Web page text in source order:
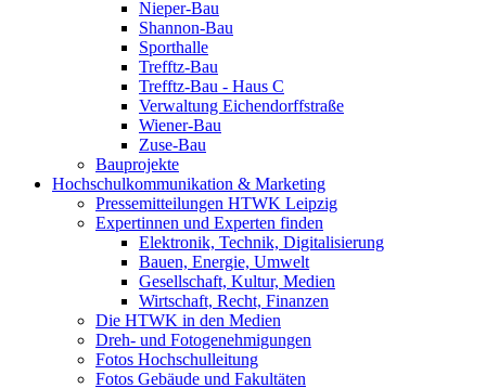
Nieper-Bau
Shannon-Bau
Sporthalle
Trefftz-Bau
Trefftz-Bau - Haus C
Verwaltung Eichendorffstraße
Wiener-Bau
Zuse-Bau
Bauprojekte
Hochschulkommunikation & Marketing
Pressemitteilungen HTWK Leipzig
Expertinnen und Experten finden
Elektronik, Technik, Digitalisierung
Bauen, Energie, Umwelt
Gesellschaft, Kultur, Medien
Wirtschaft, Recht, Finanzen
Die HTWK in den Medien
Dreh- und Fotogenehmigungen
Fotos Hochschulleitung
Fotos Gebäude und Fakultäten